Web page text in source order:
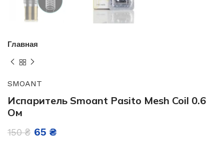
Главная
SMOANT
Испаритель Smoant Pasito Mesh Coil 0.6
Ом
150₴ 65 ₴